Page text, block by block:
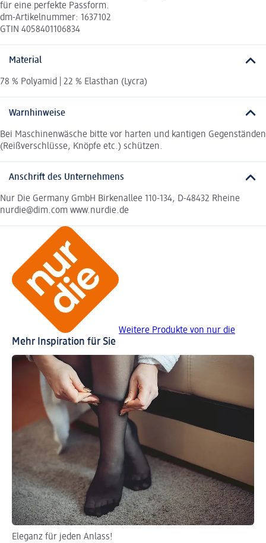
für eine perfekte Passform.
dm-Artikelnummer: 1637102
GTIN 4058401106834
Material
78 % Polyamid | 22 % Elasthan (Lycra)
Warnhinweise
Bei Maschinenwäsche bitte vor harten und kantigen Gegenständen
(Reißverschlüsse, Knöpfe etc.) schützen.
Anschrift des Unternehmens
Nur Die Germany GmbH Birkenallee 110-134, D-48432 Rheine
nurdie@dim.com www.nurdie.de
Weitere Produkte von nur die
Mehr Inspiration für Sie
Eleganz für jeden Anlass!